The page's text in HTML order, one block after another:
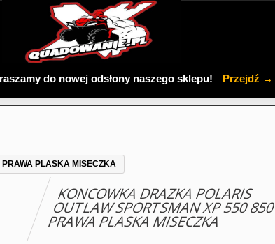
do nowej odsłony naszego sklepu! Przejdź →
PLASKA MISECZKA
KONCOWKA DRAZKA POLARIS
OUTLAW SPORTSMAN XP 550 850
PRAWA PLASKA MISECZKA